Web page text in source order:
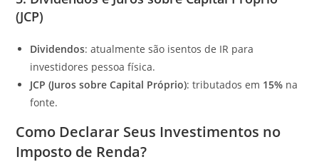
(JCP)
Dividendos: atualmente são isentos de IR para
investidores pessoa física.
JCP (Juros sobre Capital Próprio): tributados em 15% na
fonte.
Como Declarar Seus Investimentos no
Imposto de Renda?